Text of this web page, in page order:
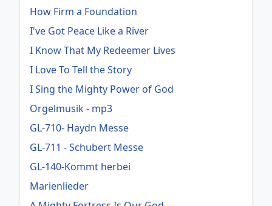
How Firm a Foundation
I've Got Peace Like a River
I Know That My Redeemer Lives
I Love To Tell the Story
I Sing the Mighty Power of God
Orgelmusik - mp3
GL-710- Haydn Messe
GL-711 - Schubert Messe
GL-140-Kommt herbei
Marienlieder